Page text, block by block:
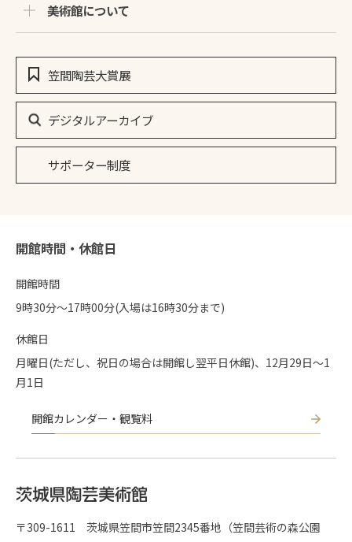
美術館について
笠間陶芸大賞展
デジタルアーカイブ
サポーター制度
開館時間・休館日
開館時間
9時30分〜17時00分(入場は16時30分まで)
休館日
月曜日(ただし、祝日の場合は開館し翌平日休館)、12月29日～1
月1日
開館カレンダー・観覧料
〒309-1611 茨城県笠間市笠間2345番地（笠間芸術の森公園